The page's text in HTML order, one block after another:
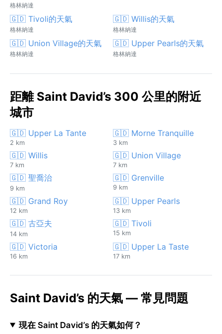
格林納達
🇬🇩 Tivoli的天氣
格林納達
🇬🇩 Willis的天氣
格林納達
🇬🇩 Union Village的天氣
格林納達
🇬🇩 Upper Pearls的天氣
格林納達
距離 Saint David’s 300 公里的附近
城市
🇬🇩 Upper La Tante
2 km
🇬🇩 Morne Tranquille
3 km
🇬🇩 Willis
7 km
🇬🇩 Union Village
7 km
🇬🇩 聖喬治
9 km
🇬🇩 Grenville
9 km
🇬🇩 Grand Roy
12 km
🇬🇩 Upper Pearls
13 km
🇬🇩 古亞夫
14 km
🇬🇩 Tivoli
15 km
🇬🇩 Victoria
16 km
🇬🇩 Upper La Taste
17 km
Saint David’s 的天氣 — 常見問題
現在 Saint David’s 的天氣如何？